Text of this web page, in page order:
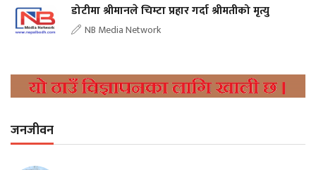
डोटीमा श्रीमानले चिम्टा प्रहार गर्दा श्रीमतीको मृत्यु
NB Media Network
जनजीवन